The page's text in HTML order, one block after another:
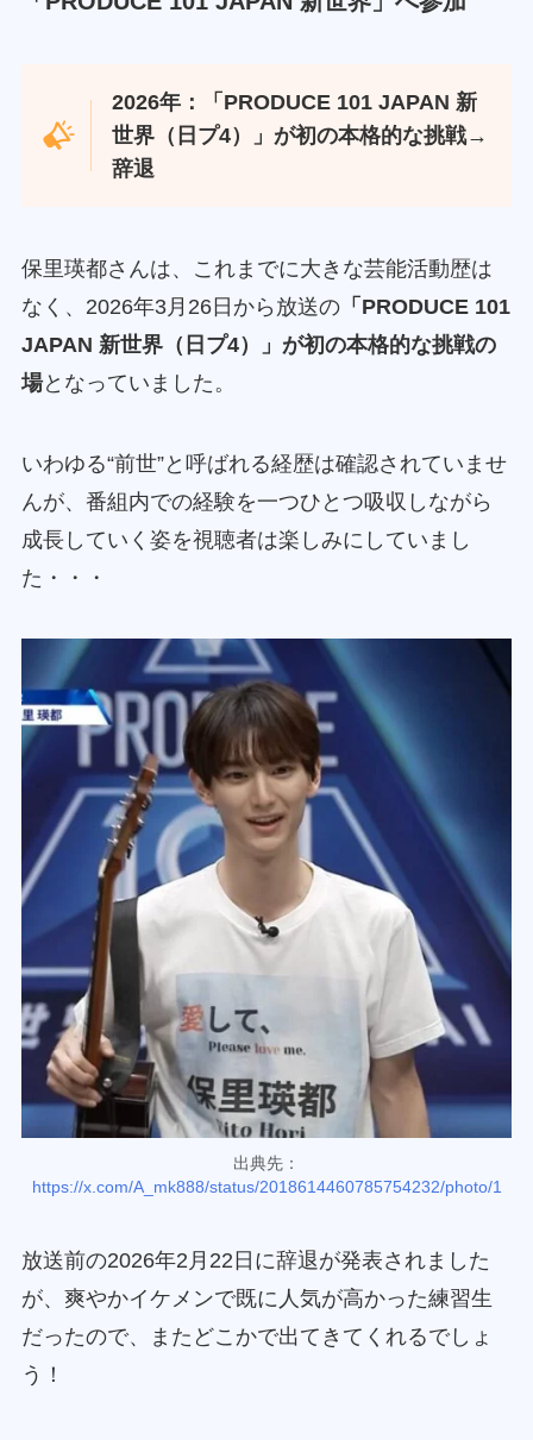
2026年：「PRODUCE 101 JAPAN 新
世界（日プ4）」が初の本格的な挑戦→
辞退
保里瑛都さんは、これまでに大きな芸能活動歴は
なく、2026年3月26日から放送の「PRODUCE 101
JAPAN 新世界（日プ4）」が初の本格的な挑戦の
場となっていました。
いわゆる“前世”と呼ばれる経歴は確認されていませ
んが、番組内での経験を一つひとつ吸収しながら
成長していく姿を視聴者は楽しみにしていまし
た・・・
出典先：
https://x.com/A_mk888/status/2018614460785754232/photo/1
放送前の2026年2月22日に辞退が発表されました
が、爽やかイケメンで既に人気が高かった練習生
だったので、またどこかで出てきてくれるでしょ
う！